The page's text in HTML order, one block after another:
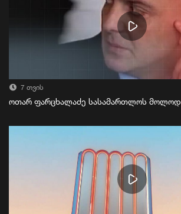
7 თვის
ოთარ ფარცხალაძე სასამართლოს